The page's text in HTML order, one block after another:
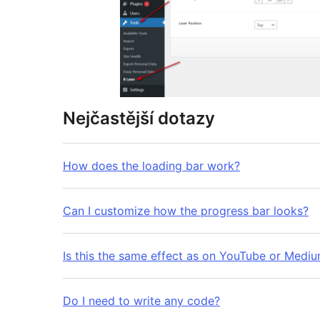
Nejčastější dotazy
How does the loading bar work?
Can I customize how the progress bar looks?
Is this the same effect as on YouTube or
Do I need to write any code?